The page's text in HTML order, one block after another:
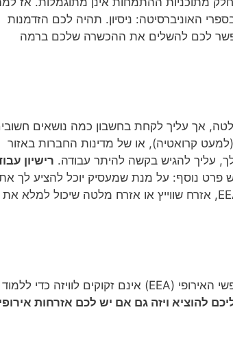
האוניברסיטה: ניסיון. תהיה לכם הזדמנות
לכם להשלים את ההכשרה שלכם ברמה
אך עליך לקחת בחשבון כמה נושאים
קרואטיה), או של מדינות החברות באזור
רישיון
פרט נוסף: על מנת שמעסיק יוכל להציע לך
המשרה הפנויה, עליו להוכיח תחילה כי אין מועמד שהוא אזרח האיחוד האירופי, אזרח EEA, אזרח שווייץ או אזרח מלטה שיכול למלא את
מכיוון שמלטה היא חברה באזור שנגן, אזרחי שווייץ, האיחוד האירופי או אזור הסחר החופשי האירופי (EEA) אינם זקוקים לוויזה כדי ללמוד
להוציא ויזה גם אם יש לכם אזרחות